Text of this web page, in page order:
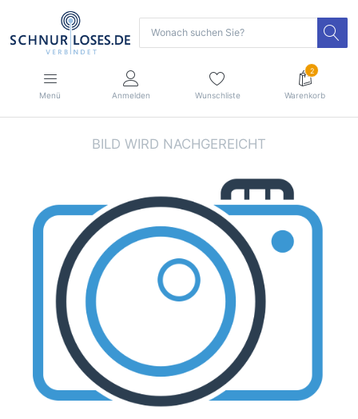
Menü Anmelden Wunschliste
2
Warenkorb